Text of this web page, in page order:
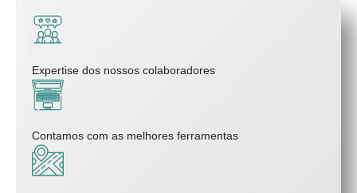
Expertise dos nossos colaboradores
Contamos com as melhores ferramentas